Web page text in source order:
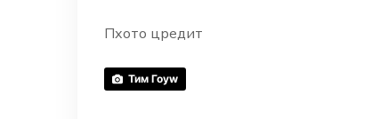
Пхото цредит
Тим Гоуw